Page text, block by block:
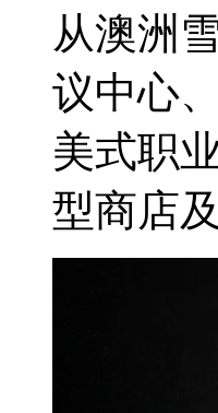
从澳洲
议中心
美式职
型商店